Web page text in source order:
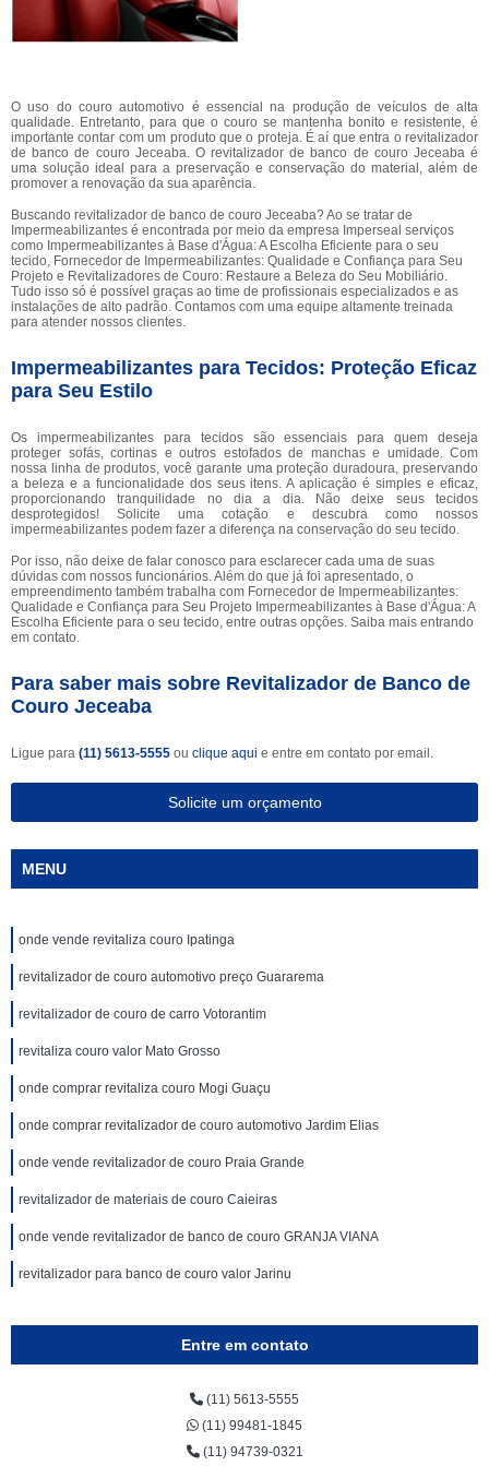
O uso do couro automotivo é essencial na produção de veículos de alta
qualidade. Entretanto, para que o couro se mantenha bonito e resistente, é
importante contar com um produto que o proteja. É aí que entra o revitalizador
de banco de couro Jeceaba. O revitalizador de banco de couro Jeceaba é
uma solução ideal para a preservação e conservação do material, além de
promover a renovação da sua aparência.
Buscando revitalizador de banco de couro Jeceaba? Ao se tratar de
Impermeabilizantes é encontrada por meio da empresa Imperseal serviços
como Impermeabilizantes à Base d'Água: A Escolha Eficiente para o seu
tecido, Fornecedor de Impermeabilizantes: Qualidade e Confiança para Seu
Projeto e Revitalizadores de Couro: Restaure a Beleza do Seu Mobiliário.
Tudo isso só é possível graças ao time de profissionais especializados e as
instalações de alto padrão. Contamos com uma equipe altamente treinada
para atender nossos clientes.
Impermeabilizantes para Tecidos: Proteção Eficaz
para Seu Estilo
Os impermeabilizantes para tecidos são essenciais para quem deseja
proteger sofás, cortinas e outros estofados de manchas e umidade. Com
nossa linha de produtos, você garante uma proteção duradoura, preservando
a beleza e a funcionalidade dos seus itens. A aplicação é simples e eficaz,
proporcionando tranquilidade no dia a dia. Não deixe seus tecidos
desprotegidos! Solicite uma cotação e descubra como nossos
impermeabilizantes podem fazer a diferença na conservação do seu tecido.
Por isso, não deixe de falar conosco para esclarecer cada uma de suas
dúvidas com nossos funcionários. Além do que já foi apresentado, o
empreendimento também trabalha com Fornecedor de Impermeabilizantes:
Qualidade e Confiança para Seu Projeto Impermeabilizantes à Base d'Água: A
Escolha Eficiente para o seu tecido, entre outras opções. Saiba mais entrando
em contato.
Para saber mais sobre Revitalizador de Banco de
Couro Jeceaba
Ligue para (11) 5613-5555 ou clique aqui e entre em contato por email.
Solicite um orçamento
MENU
onde vende revitaliza couro Ipatinga
revitalizador de couro automotivo preço Guararema
revitalizador de couro de carro Votorantim
revitaliza couro valor Mato Grosso
onde comprar revitaliza couro Mogi Guaçu
onde comprar revitalizador de couro automotivo Jardim Elias
onde vende revitalizador de couro Praia Grande
revitalizador de materiais de couro Caieiras
onde vende revitalizador de banco de couro GRANJA VIANA
revitalizador para banco de couro valor Jarinu
Entre em contato
(11) 5613-5555
(11) 99481-1845
(11) 94739-0321